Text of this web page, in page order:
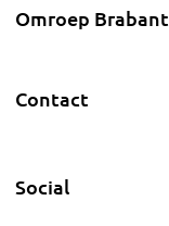
Omroep Brabant
Contact
Social